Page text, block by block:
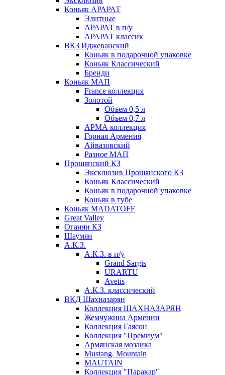
Коньяк АРАРАТ
Элитные
АРАРАТ в п/у
АРАРАТ классик
ВКЗ Иджеванский
Коньяк в подарочной упаковке
Коньяк Классический
Бренди
Коньяк МАП
France коллекция
Золотой
Объем 0,5 л
Объем 0,7 л
АРМА коллекция
Горная Армения
Айвазовский
Разное МАП
Прошянский КЗ
Эксклюзив Прошянского КЗ
Коньяк Классический
Коньяк в подарочной упаковке
Коньяк в тубе
Коньяк MADATOFF
Great Valley
Оганян КЗ
Шаумян
А.К.З.
А.К.З. в п/у
Grand Sargis
URARTU
Avetis
А.К.З. классический
ВКД Шахназарян
Коллекция ШАХНАЗАРЯН
Жемчужина Армении
Коллекция Гаясон
Коллекция "Премиум"
Армянская мозаика
Mustang. Mountain
MAUTAIN
Коллекция "Паракар"